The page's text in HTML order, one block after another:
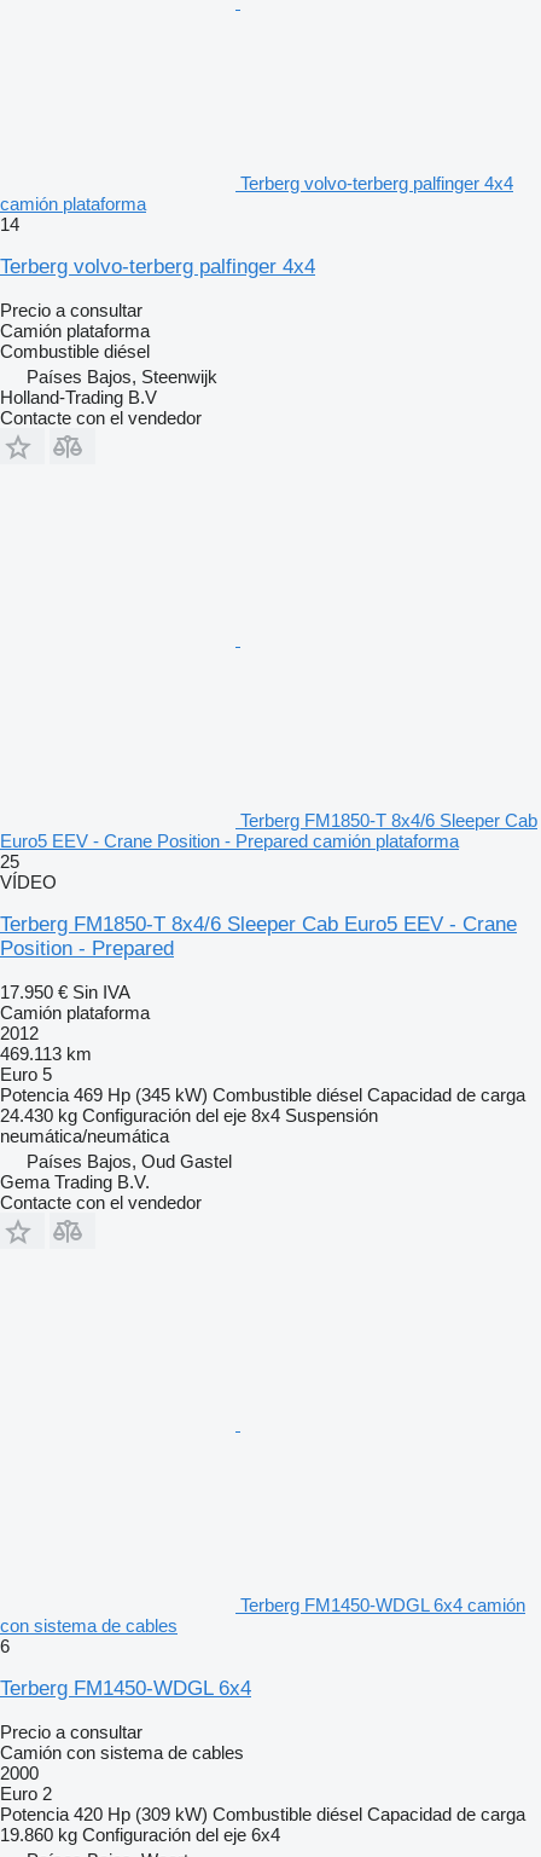
Terberg volvo-terberg palfinger 4x4
camión plataforma
14
Terberg volvo-terberg palfinger 4x4
Precio a consultar
Camión plataforma
Combustible diésel
Países Bajos, Steenwijk
Holland-Trading B.V
Contacte con el vendedor
Terberg FM1850-T 8x4/6 Sleeper Cab
Euro5 EEV - Crane Position - Prepared camión plataforma
25
VÍDEO
Terberg FM1850-T 8x4/6 Sleeper Cab Euro5 EEV - Crane
Position - Prepared
17.950 € Sin IVA
Camión plataforma
2012
469.113 km
Euro 5
Potencia 469 Hp (345 kW) Combustible diésel Capacidad de carga
24.430 kg Configuración del eje 8x4 Suspensión
neumática/neumática
Países Bajos, Oud Gastel
Gema Trading B.V.
Contacte con el vendedor
Terberg FM1450-WDGL 6x4 camión
con sistema de cables
6
Terberg FM1450-WDGL 6x4
Precio a consultar
Camión con sistema de cables
2000
Euro 2
Potencia 420 Hp (309 kW) Combustible diésel Capacidad de carga
19.860 kg Configuración del eje 6x4